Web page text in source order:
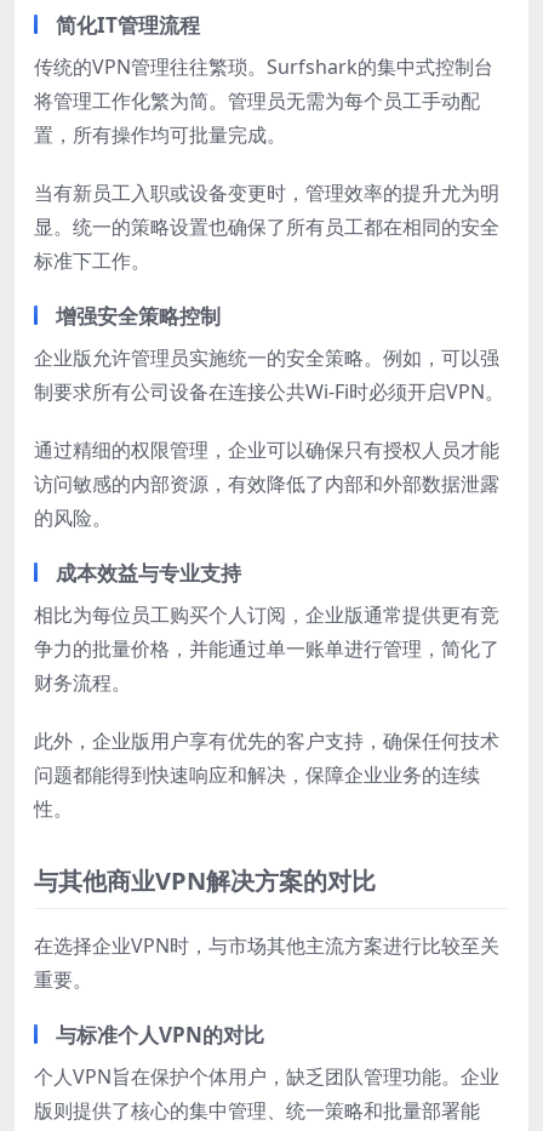
简化IT管理流程
传统的VPN管理往往繁琐。Surfshark的集中式控制台
将管理工作化繁为简。管理员无需为每个员工手动配
置，所有操作均可批量完成。
当有新员工入职或设备变更时，管理效率的提升尤为明
显。统一的策略设置也确保了所有员工都在相同的安全
标准下工作。
增强安全策略控制
企业版允许管理员实施统一的安全策略。例如，可以强
制要求所有公司设备在连接公共Wi-Fi时必须开启VPN。
通过精细的权限管理，企业可以确保只有授权人员才能
访问敏感的内部资源，有效降低了内部和外部数据泄露
的风险。
成本效益与专业支持
相比为每位员工购买个人订阅，企业版通常提供更有竞
争力的批量价格，并能通过单一账单进行管理，简化了
财务流程。
此外，企业版用户享有优先的客户支持，确保任何技术
问题都能得到快速响应和解决，保障企业业务的连续
性。
与其他商业VPN解决方案的对比
在选择企业VPN时，与市场其他主流方案进行比较至关
重要。
与标准个人VPN的对比
个人VPN旨在保护个体用户，缺乏团队管理功能。企业
版则提供了核心的集中管理、统一策略和批量部署能